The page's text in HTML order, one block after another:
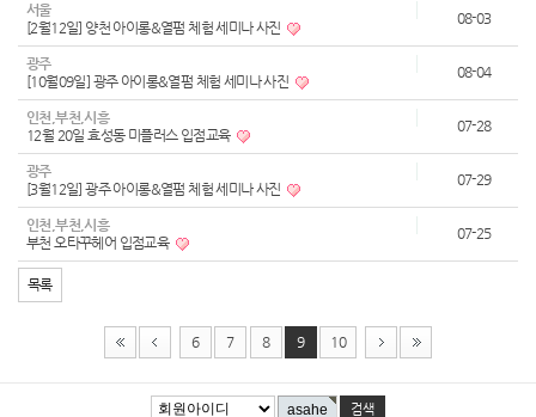
서울
[2월12일] 양천 아이롱&열펌 체험 세미나 사진
08-03
광주
[10월09일] 광주 아이롱&열펌 체험 세미나 사진
08-04
인천,부천,시흥
12월 20일 효성동 미플러스 입점교육
07-28
광주
[3월12일] 광주 아이롱&열펌 체험 세미나 사진
07-29
인천,부천,시흥
부천 오타꾸헤어 입점교육
07-25
목록
6 7 8 9 10